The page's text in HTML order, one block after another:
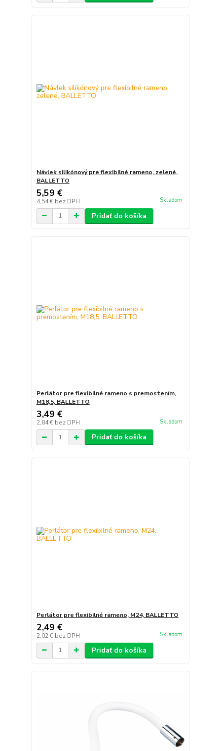
Návlek silikónový pre flexibilné rameno, zelené,
BALLETTO
5,59 €
4,54 € bez DPH Skladom
Pridať do košíka
Perlátor pre flexibilné rameno s premostením,
M18,5, BALLETTO
3,49 €
2,84 € bez DPH Skladom
Pridať do košíka
Perlátor pre flexibilné rameno, M24, BALLETTO
2,49 €
2,02 € bez DPH Skladom
Pridať do košíka